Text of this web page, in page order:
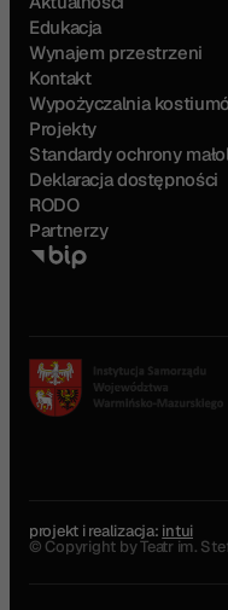
Edukacja
Wynajem przestrzeni
Kontakt
Wypożyczalnia
Projekty
Standardy ochrony
Deklaracja dostępności
RODO
Partnerzy
projekt i realizacja: intui
© Copyright by Teatr im.